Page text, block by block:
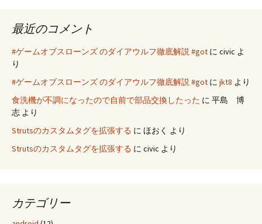
最近のコメント
#ゲームオブスローンズ のダイアウルフ徹底解説 #got に civic よ
り
#ゲームオブスローンズ のダイアウルフ徹底解説 #got に jkt8 より
食洗機が不調になったので自前で部品交換したった に 平島 博
志 より
Strutsのカスタムタグを拡張する に ほおく より
Strutsのカスタムタグを拡張する に civic より
カテゴリー